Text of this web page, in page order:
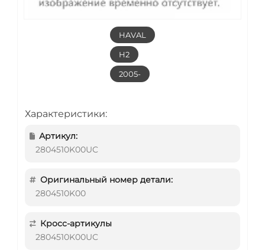
HAVAL
H2
2005-
Характеристики:
Артикул:
2804510K00UC
Оригинальный номер детали:
2804510K00
Кросс-артикулы
2804510K00UC